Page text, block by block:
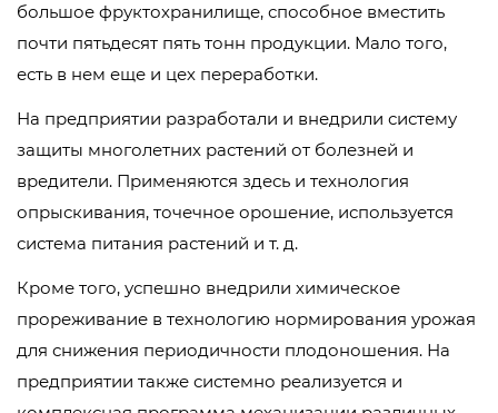
большое фруктохранилище, способное вместить
почти пятьдесят пять тонн продукции. Мало того,
есть в нем еще и цех переработки.
На предприятии разработали и внедрили систему
защиты многолетних растений от болезней и
вредители. Применяются здесь и технология
опрыскивания, точечное орошение, используется
система питания растений и т. д.
Кроме того, успешно внедрили химическое
прореживание в технологию нормирования урожая
для снижения периодичности плодоношения. На
предприятии также системно реализуется и